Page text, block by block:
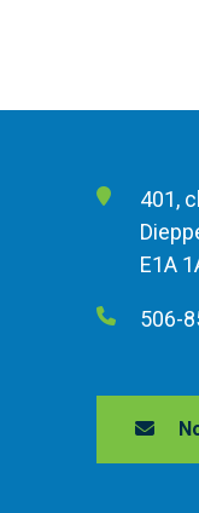
401,
E1A
506-